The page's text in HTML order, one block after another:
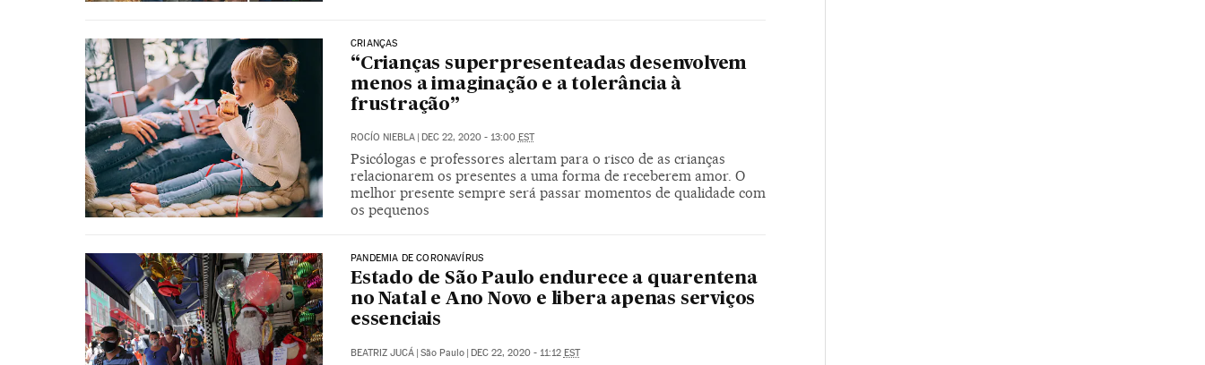
CRIANÇAS
“Crianças superpresenteadas desenvolvem
menos a imaginação e a tolerância à
frustração”
ROCÍO NIEBLA DEC 22, 2020 - 13:00 EST
Psicólogas e professores alertam para o risco de as crianças
relacionarem os presentes a uma forma de receberem amor. O
melhor presente sempre será passar momentos de qualidade com
os pequenos
PANDEMIA DE CORONAVÍRUS
Estado de São Paulo endurece a quarentena
no Natal e Ano Novo e libera apenas serviços
essenciais
BEATRIZ JUCÁ São Paulo DEC 22, 2020 - 11:12 EST